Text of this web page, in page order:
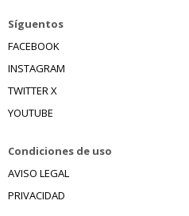
Síguentos
FACEBOOK
INSTAGRAM
TWITTER X
YOUTUBE
Condiciones de uso
AVISO LEGAL
PRIVACIDAD